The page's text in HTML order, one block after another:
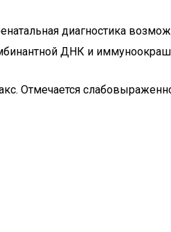
диагностика
ДНК и
Отмечается